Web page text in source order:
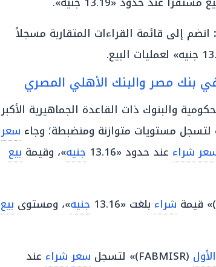
انضم إلى قائمة القراءات المتقاربة مسجلاً
بنك مصر والبنك الأهلي المصري
والبنوك ذات القاعدة الجماهيرية الأكبر
لتسجل مستويات متوازنة ومنضبطة؛ وجاء سعر
شراء عند حدود «13.16 جنيه»، وقيمة بيع
شراء بلغت «13.16 جنيه»، ومستوى بيع
الأول (FABMISR)» لتسجل سعر شراء عند